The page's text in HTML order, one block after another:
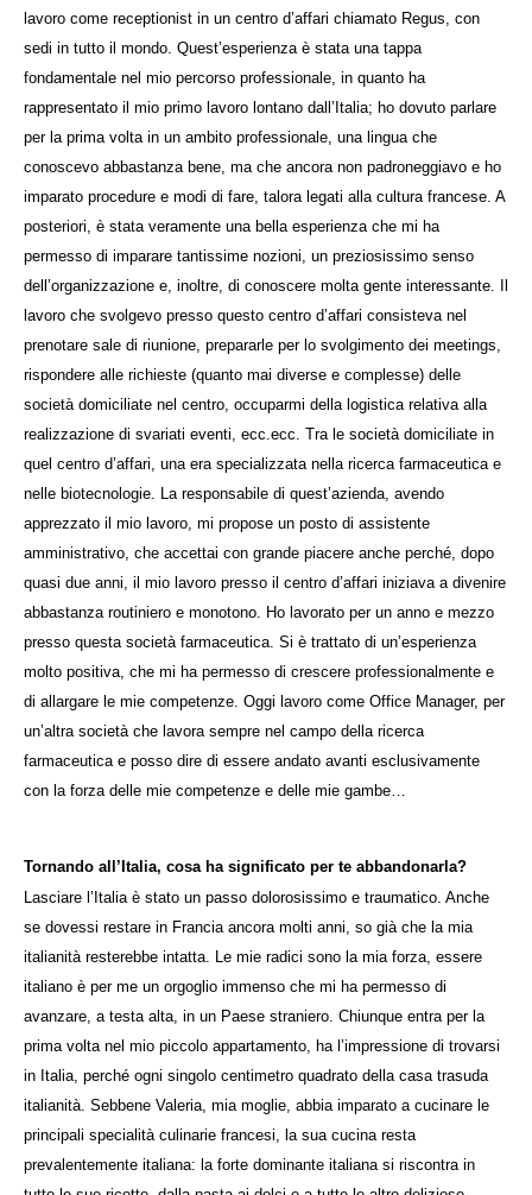
lavoro come receptionist in un centro d’affari chiamato Regus, con
sedi in tutto il mondo. Quest’esperienza è stata una tappa
fondamentale nel mio percorso professionale, in quanto ha
rappresentato il mio primo lavoro lontano dall’Italia; ho dovuto parlare
per la prima volta in un ambito professionale, una lingua che
conoscevo abbastanza bene, ma che ancora non padroneggiavo e ho
imparato procedure e modi di fare, talora legati alla cultura francese. A
posteriori, è stata veramente una bella esperienza che mi ha
permesso di imparare tantissime nozioni, un preziosissimo senso
dell’organizzazione e, inoltre, di conoscere molta gente interessante. Il
lavoro che svolgevo presso questo centro d’affari consisteva nel
prenotare sale di riunione, prepararle per lo svolgimento dei meetings,
rispondere alle richieste (quanto mai diverse e complesse) delle
società domiciliate nel centro, occuparmi della logistica relativa alla
realizzazione di svariati eventi, ecc.ecc. Tra le società domiciliate in
quel centro d’affari, una era specializzata nella ricerca farmaceutica e
nelle biotecnologie. La responsabile di quest’azienda, avendo
apprezzato il mio lavoro, mi propose un posto di assistente
amministrativo, che accettai con grande piacere anche perché, dopo
quasi due anni, il mio lavoro presso il centro d’affari iniziava a divenire
abbastanza routiniero e monotono. Ho lavorato per un anno e mezzo
presso questa società farmaceutica. Si è trattato di un’esperienza
molto positiva, che mi ha permesso di crescere professionalmente e
di allargare le mie competenze. Oggi lavoro come Office Manager, per
un’altra società che lavora sempre nel campo della ricerca
farmaceutica e posso dire di essere andato avanti esclusivamente
con la forza delle mie competenze e delle mie gambe…
Tornando all’Italia, cosa ha significato per te abbandonarla?
Lasciare l’Italia è stato un passo dolorosissimo e traumatico. Anche
se dovessi restare in Francia ancora molti anni, so già che la mia
italianità resterebbe intatta. Le mie radici sono la mia forza, essere
italiano è per me un orgoglio immenso che mi ha permesso di
avanzare, a testa alta, in un Paese straniero. Chiunque entra per la
prima volta nel mio piccolo appartamento, ha l’impressione di trovarsi
in Italia, perché ogni singolo centimetro quadrato della casa trasuda
italianità. Sebbene Valeria, mia moglie, abbia imparato a cucinare le
principali specialità culinarie francesi, la sua cucina resta
prevalentemente italiana: la forte dominante italiana si riscontra in